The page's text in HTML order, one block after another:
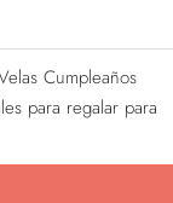
Cumpleaños
para regalar para